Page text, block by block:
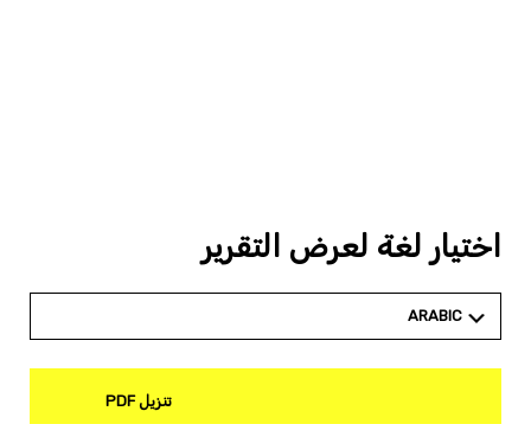
اختيار لغة لعرض التقرير
ARABIC
تنزيل PDF